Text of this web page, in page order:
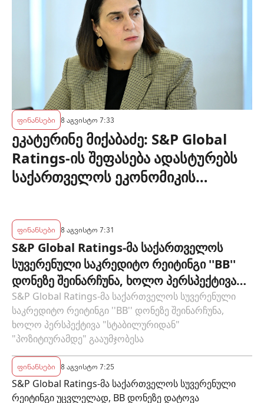
ფინანსები 8 აგვისტო 7:33
ეკატერინე მიქაბაძე: S&P Global
Ratings-ის შეფასება ადასტურებს
საქართველოს ეკონომიკის
ბანკის პოლიტიკის ეფექტიანობას
ფინანსები 8 აგვისტო 7:31
S&P Global Ratings-მა საქართველოს
სუვერენული საკრედიტო რეიტინგი ''BB''
დონეზე შეინარჩუნა, ხოლო პერსპექტივა
"სტაბილურიდან" "პოზიტიურამდე"
გააუმჯობესა
S&P Global Ratings-მა საქართველოს სუვერენული
საკრედიტო რეიტინგი ''BB'' დონეზე შეინარჩუნა,
ხოლო პერსპექტივა "სტაბილურიდან"
"პოზიტიურამდე" გააუმჯობესა
ფინანსები 8 აგვისტო 7:25
S&P Global Ratings-მა საქართველოს სუვერენული
რეიტინგი უცვლელად, BB დონეზე დატოვა